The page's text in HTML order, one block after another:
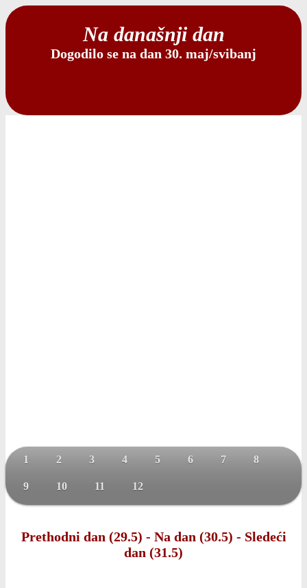
Na današnji dan
Dogodilo se na dan 30. maj/svibanj
1 2 3 4 5 6 7 8
9 10 11 12
Prethodni dan (29.5) - Na dan (30.5) - Sledeći
dan (31.5)